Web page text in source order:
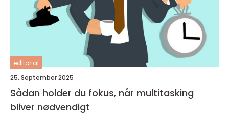
editorial
25. September 2025
Sådan holder du fokus, når multitasking
bliver nødvendigt